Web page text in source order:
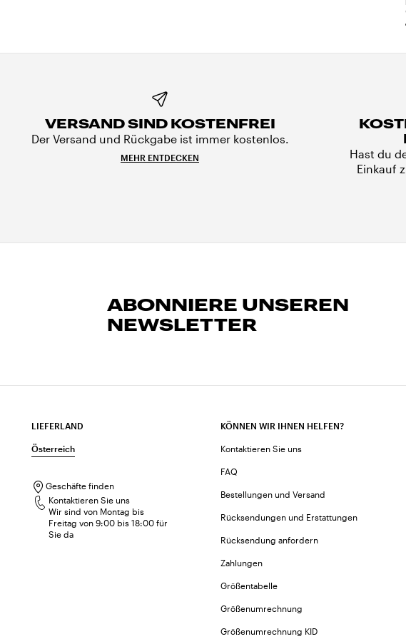
VERSAND SIND KOSTENFREI
Der Versand und Rückgabe ist immer kostenlos.
MEHR ENTDECKEN
Hast du
Einkauf
ABONNIERE UNSEREN
NEWSLETTER
LIEFERLAND
Österreich
Geschäfte finden
Kontaktieren Sie uns
Wir sind von Montag bis
Freitag von 9:00 bis 18:00 für
Sie da
KÖNNEN WIR IHNEN HELFEN?
Kontaktieren Sie uns
FAQ
Bestellungen und Versand
Rücksendungen und Erstattungen
Rücksendung anfordern
Zahlungen
Größentabelle
Größenumrechnung
Größenumrechnung KID